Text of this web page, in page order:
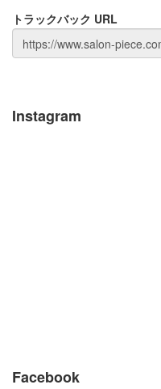
トラックバック URL
Instagram
Facebook